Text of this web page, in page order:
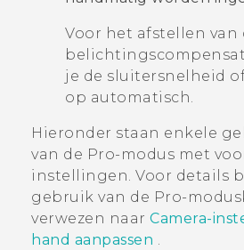
Voor het afstellen van
je de sluitersnelheid
op automatisch.
Hieronder staan enkele
van de Pro-modus met
instellingen. Voor details
gebruik van de Pro-
verwezen naar Camera-
hand aanpassen .